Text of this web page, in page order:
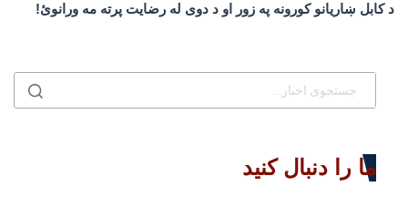
د كابل ښاريانو كورونه په زور او د دوى له رضايت پرته مه ورانوئ!
ما را دنبال کنید